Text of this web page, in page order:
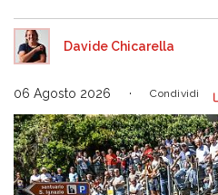
Davide Chicarella
06 Agosto 2026 Condividi